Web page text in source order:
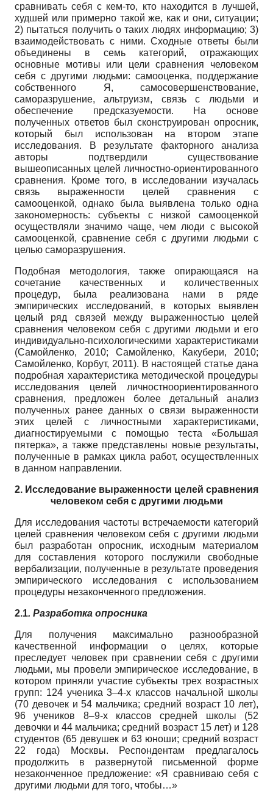
сравнивать себя с кем-то, кто находится в лучшей,
худшей или примерно такой же, как и они, ситуации;
2) пытаться получить о таких людях информацию; 3)
взаимодействовать с ними. Сходные ответы были
объединены в семь категорий, отражающих
основные мотивы или цели сравнения человеком
себя с другими людьми: самооценка, поддержание
собственного Я, самосовершенствование,
саморазрушение, альтруизм, связь с людьми и
обеспечение предсказуемости. На основе
полученных ответов был сконструирован опросник,
который был использован на втором этапе
исследования. В результате факторного анализа
авторы подтвердили существование
вышеописанных целей личностно-ориентированного
сравнения. Кроме того, в исследовании изучалась
связь выраженности целей сравнения с
самооценкой, однако была выявлена только одна
закономерность: субъекты с низкой самооценкой
осуществляли значимо чаще, чем люди с высокой
самооценкой, сравнение себя с другими людьми с
целью саморазрушения.
Подобная методология, также опирающаяся на
сочетание качественных и количественных
процедур, была реализована нами в ряде
эмпирических исследований, в которых выявлен
целый ряд связей между выраженностью целей
сравнения человеком себя с другими людьми и его
индивидуально-психологическими характеристиками
(Самойленко, 2010; Самойленко, Какубери, 2010;
Самойленко, Корбут, 2011). В настоящей статье дана
подробная характеристика методической процедуры
исследования целей личностноориентированного
сравнения, предложен более детальный анализ
полученных ранее данных о связи выраженности
этих целей с личностными характеристиками,
диагностируемыми с помощью теста «Большая
пятерка», а также представлены новые результаты,
полученные в рамках цикла работ, осуществленных
в данном направлении.
2. Исследование выраженности целей сравнения
человеком себя с другими людьми
Для исследования частоты встречаемости категорий
целей сравнения человеком себя с другими людьми
был разработан опросник, исходным материалом
для составления которого послужили свободные
вербализации, полученные в результате проведения
эмпирического исследования с использованием
процедуры незаконченного предложения.
2.1. Разработка опросника
Для получения максимально разнообразной
качественной информации о целях, которые
преследует человек при сравнении себя с другими
людьми, мы провели эмпирическое исследование, в
котором приняли участие субъекты трех возрастных
групп: 124 ученика 3–4-х классов начальной школы
(70 девочек и 54 мальчика; средний возраст 10 лет),
96 учеников 8–9-х классов средней школы (52
девочки и 44 мальчика; средний возраст 15 лет) и 128
студентов (65 девушек и 63 юноши; средний возраст
22 года) Москвы. Респондентам предлагалось
продолжить в развернутой письменной форме
незаконченное предложение: «Я сравниваю себя с
другими людьми для того, чтобы…»